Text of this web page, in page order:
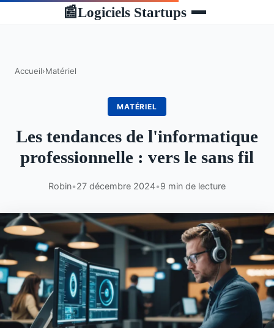
📰Logiciels Startups
Accueil›Matériel
MATÉRIEL
Les tendances de l'informatique
professionnelle : vers le sans fil
Robin•27 décembre 2024•9 min de lecture